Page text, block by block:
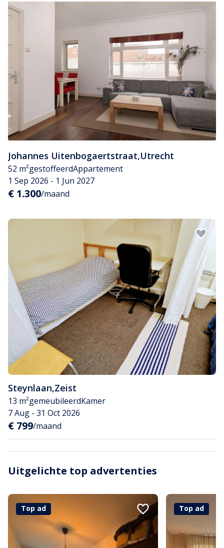
Johannes Uitenbogaertstraat,Utrecht
52 m²gestoffeerdAppartement
1 Sep 2026 - 1 Jun 2027
€ 1.300/maand
Steynlaan,Zeist
13 m²gemeubileerdKamer
7 Aug - 31 Oct 2026
€ 799/maand
Uitgelichte top advertenties
Top ad Top ad